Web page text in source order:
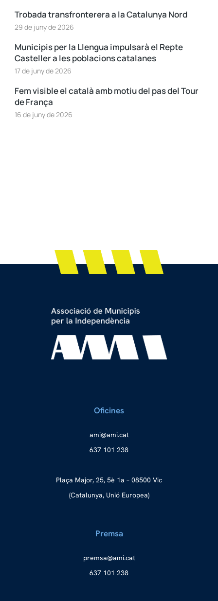
Trobada transfronterera a la Catalunya Nord
29 de juny de 2026
Municipis per la Llengua impulsarà el Repte
Casteller a les poblacions catalanes
17 de juny de 2026
Fem visible el català amb motiu del pas del Tour
de França
16 de juny de 2026
Oficines
tac.i
ma@im
a
637 101 238
Plaça Major, 25, 5è 1a – 08500 Vic
(Catalunya, Unió Europea)
Premsa
tac.i
ma@as
merp
637 101 238